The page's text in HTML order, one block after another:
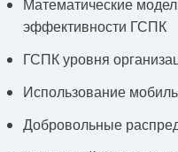
Математические
эффективности ГСПК
ГСПК уровня
Использование
Добровольные